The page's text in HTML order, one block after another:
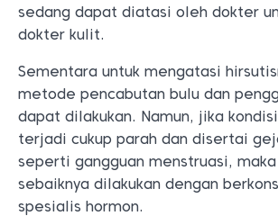
sedang dapat diatasi oleh dokter
dokter kulit.
Sementara untuk mengatasi
metode pencabutan bulu dan
dapat dilakukan. Namun, jika
terjadi cukup parah dan disertai
seperti gangguan menstruasi,
sebaiknya dilakukan dengan
spesialis hormon.